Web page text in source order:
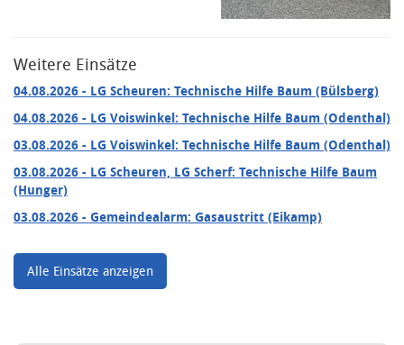
Weitere Einsätze
04.08.2026 - LG Scheuren: Technische Hilfe Baum (Bülsberg)
04.08.2026 - LG Voiswinkel: Technische Hilfe Baum (Odenthal)
03.08.2026 - LG Voiswinkel: Technische Hilfe Baum (Odenthal)
03.08.2026 - LG Scheuren, LG Scherf: Technische Hilfe Baum
(Hunger)
03.08.2026 - Gemeindealarm: Gasaustritt (Eikamp)
Alle Einsätze anzeigen